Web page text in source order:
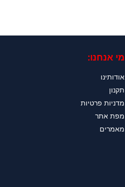
מי אנחנו:
אודותינו
תקנון
מדניות פרטיות
מפת אתר
מאמרים